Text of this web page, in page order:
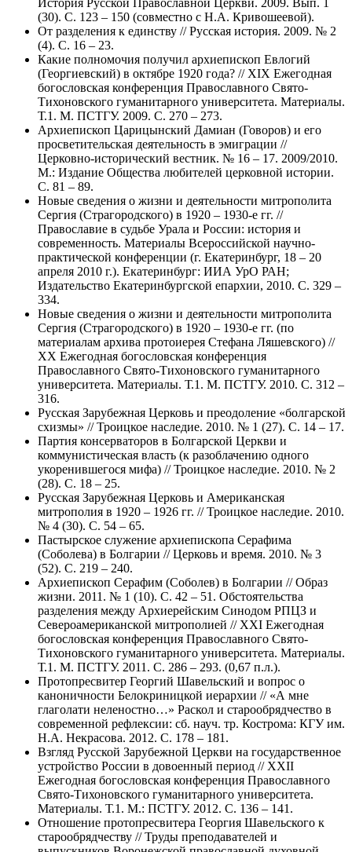
(30). С. 123 – 150 (совместно с Н.А. Кривошеевой).
От разделения к единству // Русская история. 2009. № 2
(4). С. 16 – 23.
Какие полномочия получил архиепископ Евлогий
(Георгиевский) в октябре 1920 года? // ХIХ Ежегодная
богословская конференция Православного Свято-
Тихоновского гуманитарного университета. Материалы.
Т.1. М. ПСТГУ. 2009. С. 270 – 273.
Архиепископ Царицынский Дамиан (Говоров) и его
просветительская деятельность в эмиграции //
Церковно-исторический вестник. № 16 – 17. 2009/2010.
М.: Издание Общества любителей церковной истории.
С. 81 – 89.
Новые сведения о жизни и деятельности митрополита
Сергия (Страгородского) в 1920 – 1930-е гг. //
Православие в судьбе Урала и России: история и
современность. Материалы Всероссийской научно-
практической конференции (г. Екатеринбург, 18 – 20
апреля 2010 г.). Екатеринбург: ИИА УрО РАН;
Издательство Екатеринбургской епархии, 2010. С. 329 –
334.
Новые сведения о жизни и деятельности митрополита
Сергия (Страгородского) в 1920 – 1930-е гг. (по
материалам архива протоиерея Стефана Ляшевского) //
ХХ Ежегодная богословская конференция
Православного Свято-Тихоновского гуманитарного
университета. Материалы. Т.1. М. ПСТГУ. 2010. С. 312 –
316.
Русская Зарубежная Церковь и преодоление «болгарской
схизмы» // Троицкое наследие. 2010. № 1 (27). С. 14 – 17.
Партия консерваторов в Болгарской Церкви и
коммунистическая власть (к разоблачению одного
укоренившегося мифа) // Троицкое наследие. 2010. № 2
(28). С. 18 – 25.
Русская Зарубежная Церковь и Американская
митрополия в 1920 – 1926 гг. // Троицкое наследие. 2010.
№ 4 (30). С. 54 – 65.
Пастырское служение архиепископа Серафима
(Соболева) в Болгарии // Церковь и время. 2010. № 3
(52). С. 219 – 240.
Архиепископ Серафим (Соболев) в Болгарии // Образ
жизни. 2011. № 1 (10). С. 42 – 51. Обстоятельства
разделения между Архиерейским Синодом РПЦЗ и
Североамериканской митрополией // ХХI Ежегодная
богословская конференция Православного Свято-
Тихоновского гуманитарного университета. Материалы.
Т.1. М. ПСТГУ. 2011. С. 286 – 293. (0,67 п.л.).
Протопресвитер Георгий Шавельский и вопрос о
каноничности Белокриницкой иерархии // «А мне
глаголати неленостно…» Раскол и старообрядчество в
современной рефлексии: сб. науч. тр. Кострома: КГУ им.
Н.А. Некрасова. 2012. С. 178 – 181.
Взгляд Русской Зарубежной Церкви на государственное
устройство России в довоенный период // ХХII
Ежегодная богословская конференция Православного
Свято-Тихоновского гуманитарного университета.
Материалы. Т.1. М.: ПСТГУ. 2012. С. 136 – 141.
Отношение протопресвитера Георгия Шавельского к
старообрядчеству // Труды преподавателей и